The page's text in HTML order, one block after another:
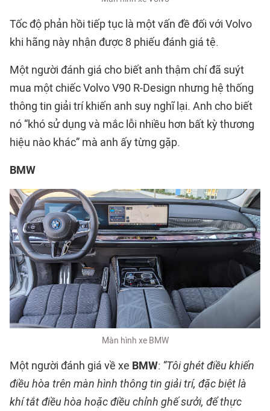
Tốc độ phản hồi tiếp tục là một vấn đề đối với Volvo
khi hãng này nhận được 8 phiếu đánh giá tệ.
Một người đánh giá cho biết anh thậm chí đã suýt
mua một chiếc Volvo V90 R-Design nhưng hệ thống
thông tin giải trí khiến anh suy nghĩ lại. Anh cho biết
nó “khó sử dụng và mắc lỗi nhiều hơn bất kỳ thương
hiệu nào khác” mà anh ấy từng gặp.
BMW
Màn hình xe BMW
Một người đánh giá về xe BMW: “Tôi ghét điều khiển
điều hòa trên màn hình thông tin giải trí, đặc biệt là
khí tắt điều hòa hoặc điều chỉnh ghế sưởi, để thực